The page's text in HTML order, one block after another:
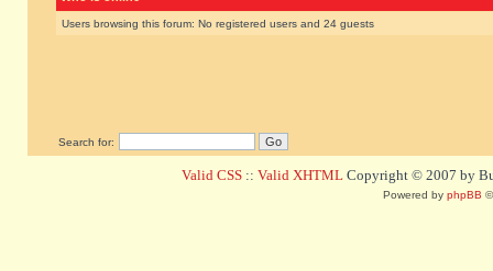
Users browsing this forum: No registered users and 24 guests
Search for:
Valid CSS :: Valid XHTML Copyright © 2007 by
Powered by phpBB